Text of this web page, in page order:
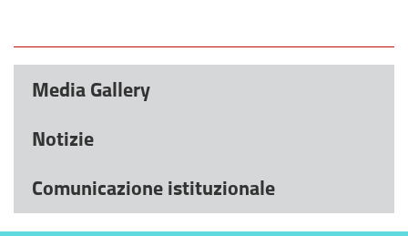
Media Gallery
Notizie
Comunicazione istituzionale